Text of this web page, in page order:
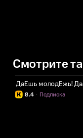
Смотрите
8.4 Подписка
·